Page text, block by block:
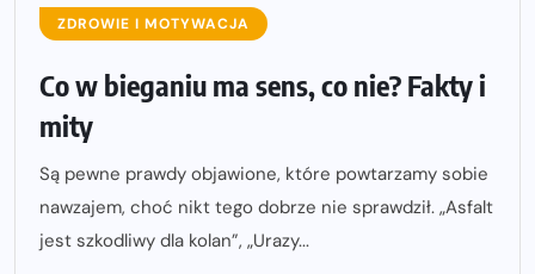
ZDROWIE I MOTYWACJA
Co w bieganiu ma sens, co nie? Fakty i
mity
Są pewne prawdy objawione, które powtarzamy sobie
nawzajem, choć nikt tego dobrze nie sprawdził. „Asfalt
jest szkodliwy dla kolan”, „Urazy...